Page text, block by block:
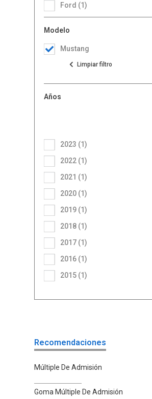
Ford (1)
Modelo
Mustang
Años
2015 (1)
2016 (1)
2017 (1)
2018 (1)
2019 (1)
2020 (1)
2021 (1)
2022 (1)
2023 (1)
Recomendaciones
Múltiple De Admisión
Goma Múltiple De Admisión